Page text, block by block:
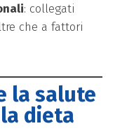
: collegati
che a fattori
la salute
dieta